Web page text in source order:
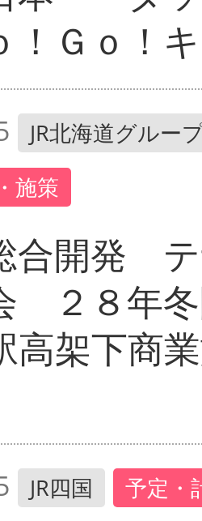
！Ｇｏ！
JR北海道グルー
施策
合開発
２８年
高架下商
JR四国 予定・